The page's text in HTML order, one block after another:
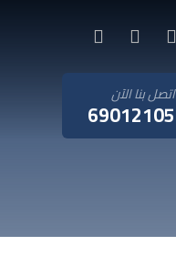
اتصل بنا الآن
69012105